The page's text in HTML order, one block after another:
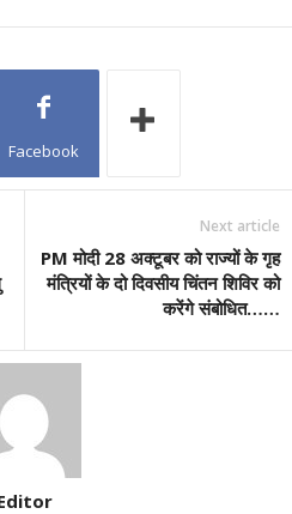
Facebook
Next article
PM मोदी 28 अक्टूबर को राज्यों के गृह
मंत्रियों के दो दिवसीय चिंतन शिविर को
करेंगे संबोधित……